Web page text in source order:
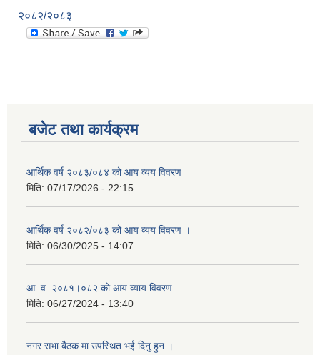
२०८२/२०८३
बजेट तथा कार्यक्रम
आर्थिक वर्ष २०८३/०८४ को आय व्यय विवरण
मिति: 07/17/2026 - 22:15
आर्थिक वर्ष २०८२/०८३ को आय व्यय विवरण ।
मिति: 06/30/2025 - 14:07
आ. व. २०८१।०८२ को आय व्याय विवरण
मिति: 06/27/2024 - 13:40
नगर सभा बैठक मा उपस्थित भई दिनु हुन ।